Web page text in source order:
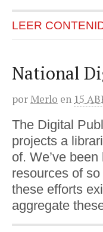
LEER
National
por Merlo en 15
The Digital
projects a
of. We’ve
resources of
these efforts
aggregate